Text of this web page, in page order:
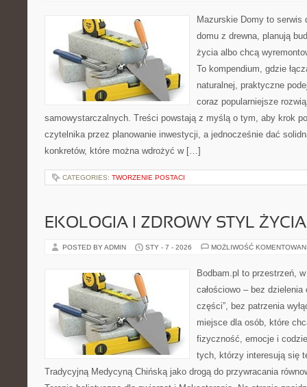
Mazurskie Domy to serwis
domu z drewna, planują
życia albo chcą
To kompendium, gdzie
naturalnej, praktyczne
coraz popularniejsze
samowystarczalnych. Treści powstają z myślą o tym, aby krok
czytelnika przez planowanie inwestycji, a jednocześnie dać
konkretów, które można wdrożyć w […]
CATEGORIES: TWORZENIE POSTACI
EKOLOGIA I ZDROWY STYL ŻYCIA
POSTED BY ADMIN STY - 7 - 2026 MOŻLIWOŚĆ
Bodbam.pl to przestrzeń,
całościowo – bez dzielenia
części”, bez patrzenia
miejsce dla osób, które
fizyczność, emocje i
tych, którzy interesują się
Tradycyjną Medycyną Chińską jako drogą do przywracania